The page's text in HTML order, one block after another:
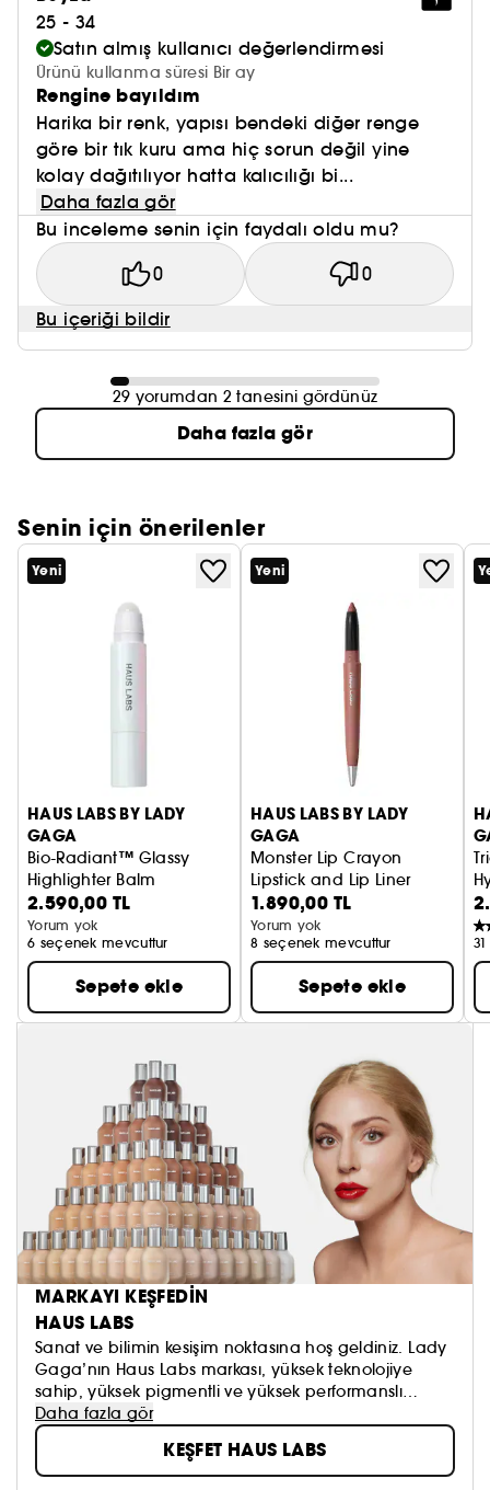
25 - 34
Satın almış kullanıcı değerlendirmesi
Ürünü kullanma süresi Bir ay
Rengine bayıldım
Harika bir renk, yapısı bendeki diğer renge
göre bir tık kuru ama hiç sorun değil yine
kolay dağıtılıyor hatta kalıcılığı bi...
Daha fazla gör
Bu inceleme senin için faydalı oldu mu?
0 0
Bu içeriği bildir
29 yorumdan 2 tanesini gördünüz
Daha fazla gör
Senin için önerilenler
Yeni
HAUS LABS BY LADY
GAGA
Bio-Radiant™ Glassy
Highlighter Balm
Aydınlatıcı Balm
2.590,00 TL
Yorum yok
6 seçenek mevcuttur
Sepete ekle
Yeni
HAUS LABS BY LADY
GAGA
Monster Lip Crayon
Lipstick and Lip Liner
Dudak Kalemi
1.890,00 TL
Yorum yok
8 seçenek mevcuttur
Sepete ekle
MARKAYI KEŞFEDİN
HAUS LABS
Sanat ve bilimin kesişim noktasına hoş geldiniz. Lady
Gaga’nın Haus Labs markası, yüksek teknolojiye
sahip, yüksek pigmentli ve yüksek performanslı
makyaj ürünleri aracılığıyla nezaket, cesaret ve
yaratıcılığı yaymayı amaçlayan, vegan ve
hayvanlar üzerinde test edilmeyen bir kozmetik
markasıdır.
Daha fazla gör
KEŞFET HAUS LABS